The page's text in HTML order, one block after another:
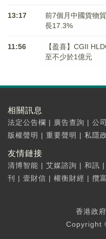
13:17
前7個月中國貨物
長17.3%
11:56
【盈喜】CGII
至不少於1億元
相關訊息
法定公告欄 | 廣告查詢 | 公
版權聲明 | 重要聲明 | 私隱
友情鏈接
清博智能 | 艾媒諮詢 | 和訊 |
刊
| 壹財信 | 權衡財經 | 攬
香港政
Copyright